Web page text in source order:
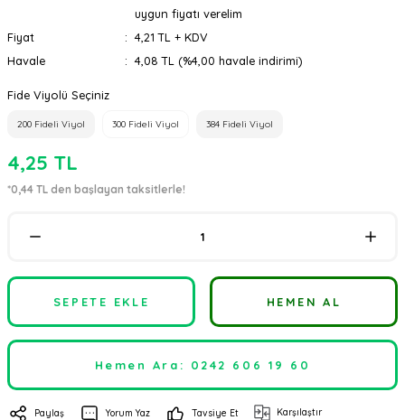
uygun fiyatı verelim
Fiyat
4,21 TL + KDV
Havale
4,08 TL (%4,00 havale indirimi)
Fide Viyolü Seçiniz
200 Fideli Viyol 300 Fideli Viyol 384 Fideli Viyol
4,25 TL
*0,44 TL den başlayan taksitlerle!
SEPETE EKLE HEMEN AL
Hemen Ara: 0242 606 19 60
Paylaş Yorum Yaz Tavsiye Et Karşılaştır